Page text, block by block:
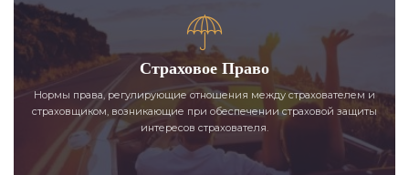
Страховое Право
Нормы права, регулирующие отношения между страхователем и
страховщиком, возникающие при обеспечении страховой защиты
интересов страхователя.